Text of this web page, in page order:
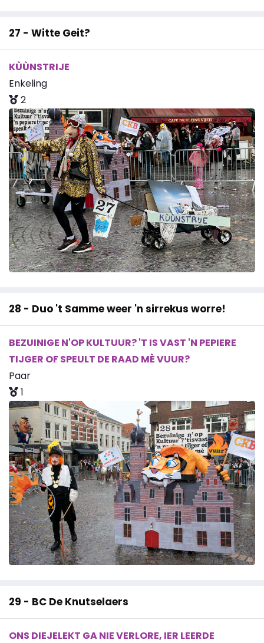
27 - Witte Geit?
KÙÙNSTRIJE
Enkeling
2
28 - Duo 't Samme weer 'n sirrekus worre!
BEZUINIGE N'OP KULTUUR? 'T IS VAST 'N PEPIERE
TIJGER OF SPEULT DE RAAD MÈ VUUR?
Paar
1
29 - BC De Knutselaers
ONS DIEJELEKT GA NIE VERLORE, IER LEERDE